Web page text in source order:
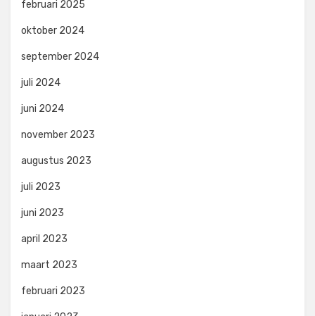
februari 2025
oktober 2024
september 2024
juli 2024
juni 2024
november 2023
augustus 2023
juli 2023
juni 2023
april 2023
maart 2023
februari 2023